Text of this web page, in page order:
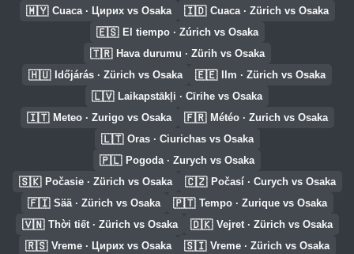
🇲🇾 Cuaca · Цирих vs Osaka 🇮🇩 Cuaca · Zürich vs Osaka
🇪🇸 El tiempo · Zúrich vs Osaka
🇹🇷 Hava durumu · Zürih vs Osaka
🇭🇺 Időjárás · Zürich vs Osaka 🇪🇪 Ilm · Zürich vs Osaka
🇱🇻 Laikapstākļi · Cīrihe vs Osaka
🇮🇹 Meteo · Zurigo vs Osaka 🇫🇷 Météo · Zurich vs Osaka
🇱🇹 Oras · Ciurichas vs Osaka
🇵🇱 Pogoda · Zurych vs Osaka
🇸🇰 Počasie · Zürich vs Osaka 🇨🇿 Počasí · Curych vs Osaka
🇫🇮 Sää · Zürich vs Osaka 🇵🇹 Tempo · Zurique vs Osaka
🇻🇳 Thời tiết · Zürich vs Osaka 🇩🇰 Vejret · Zürich vs Osaka
🇷🇸 Vreme · Цирих vs Osaka 🇸🇮 Vreme · Zürich vs Osaka